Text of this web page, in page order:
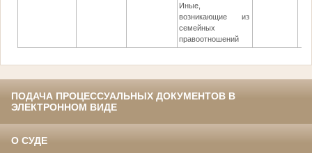
Иные,
возникающие из
семейных
правоотношений
ПОДАЧА ПРОЦЕССУАЛЬНЫХ ДОКУМЕНТОВ В
ЭЛЕКТРОННОМ ВИДЕ
О СУДЕ